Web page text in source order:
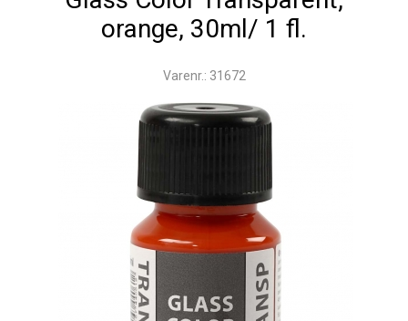
orange, 30ml/ 1 fl.
Varenr.: 31672